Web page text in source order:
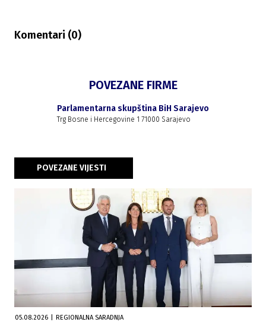
Komentari (0)
POVEZANE FIRME
Parlamentarna skupština BiH Sarajevo
Trg Bosne i Hercegovine 1 71000 Sarajevo
POVEZANE VIJESTI
05.08.2026 REGIONALNA SARADNJA